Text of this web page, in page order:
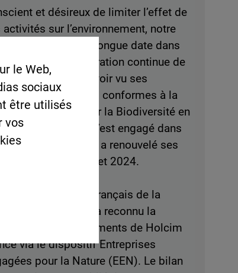
et désireux de limiter l’effet de
activités sur l’environnement, notre
est engagé de longue date dans
processus d’amélioration continue de
pratiques. Après avoir vu ses
reconnus conformes à la
nationale pour la Biodiversité en
Lafarge France s’est engagé dans
en 2018, et a renouvelé ses
en 2021 et 2024.
2022, c’est l’Office français de la
(OFB) qui a reconnu la
des engagements de Holcim
via le dispositif Entreprises
pour la Nature (EEN). Le bilan
le Web,
sociaux
être utilisés
vos